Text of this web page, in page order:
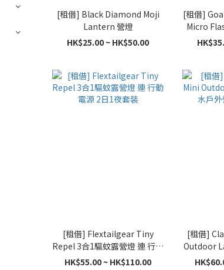
[租借] Black Diamond Moji
Lantern 營燈
HK$25.00 ~ HK$50.00
[租借]
Micro
[租借] Flextailgear Tiny
Repel 3合1驅蚊露營燈 連 行動
電源 2日1夜套裝
HK$55.00 ~ HK$110.00
[租借]
Outdoor
外營